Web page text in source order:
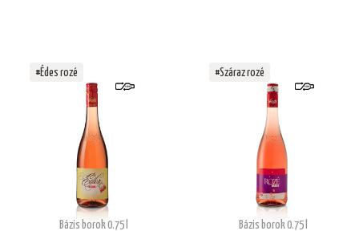
Bázis borok 0.75 l
#Édes rozé
Bázis borok 0.75 l
#Száraz rozé